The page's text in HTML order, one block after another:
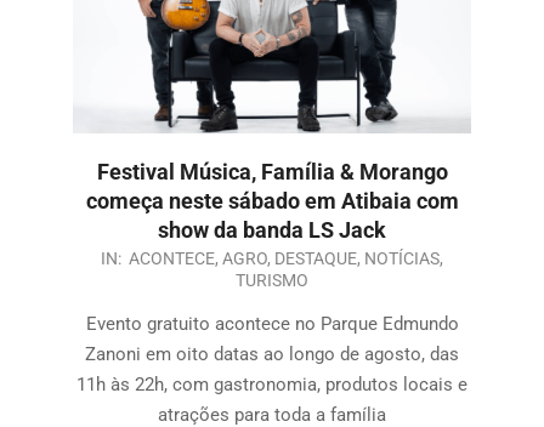
Festival Música, Família & Morango
começa neste sábado em Atibaia com
show da banda LS Jack
IN: ACONTECE, AGRO, DESTAQUE, NOTÍCIAS,
TURISMO
Evento gratuito acontece no Parque Edmundo
Zanoni em oito datas ao longo de agosto, das
11h às 22h, com gastronomia, produtos locais e
atrações para toda a família